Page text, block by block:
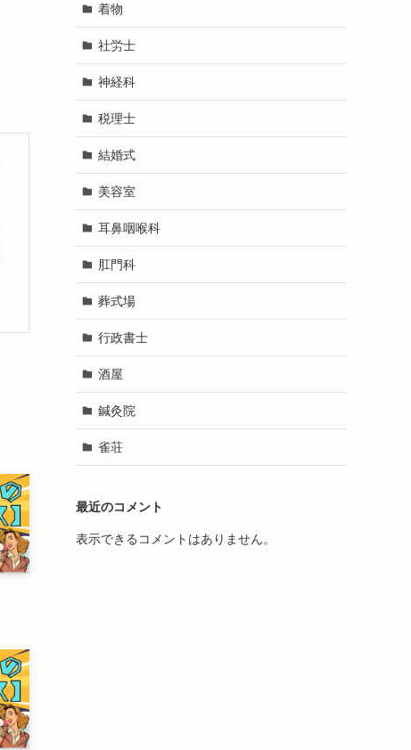
着物
社労士
神経科
税理士
結婚式
美容室
耳鼻咽喉科
肛門科
葬式場
行政書士
酒屋
鍼灸院
雀荘
最近のコメント
表示できるコメントはありません。